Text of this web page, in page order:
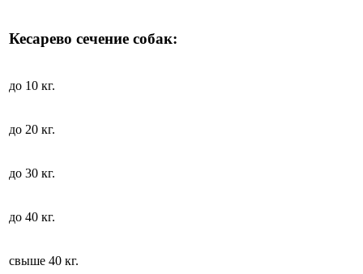
Кесарево сечение собак:
до 10 кг.
до 20 кг.
до 30 кг.
до 40 кг.
свыше 40 кг.